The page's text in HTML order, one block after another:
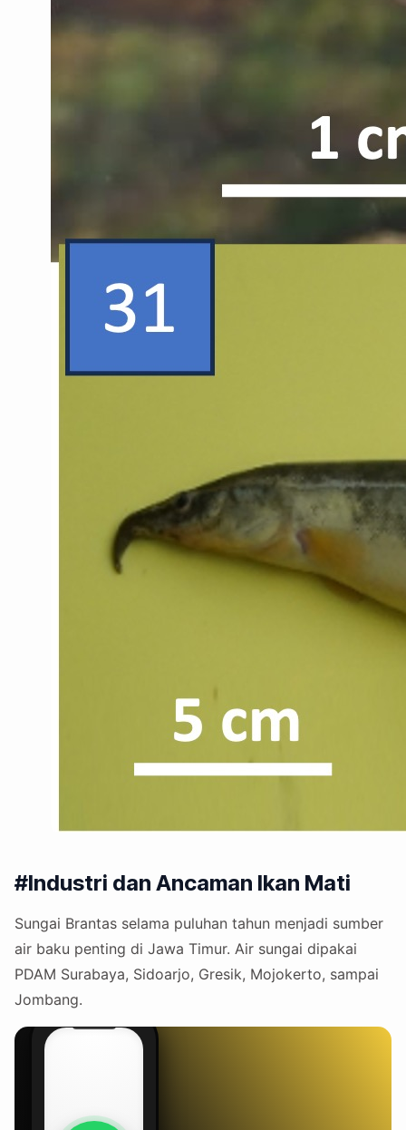
#Industri dan Ancaman Ikan Mati
Sungai Brantas selama puluhan tahun menjadi sumber
air baku penting di Jawa Timur. Air sungai dipakai
PDAM Surabaya, Sidoarjo, Gresik, Mojokerto, sampai
Jombang.